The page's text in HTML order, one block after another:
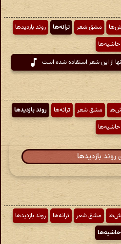
مشق شعر ترانه‌ها
روند بازدیدها
حاشیه‌ها
از این شعر استفاده شده است
مشق شعر ترانه‌ها
روند بازدیدها
حاشیه‌ها
روند بازدیدها
مشق شعر ترانه‌ها
روند بازدیدها
حاشیه‌ها